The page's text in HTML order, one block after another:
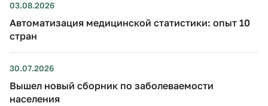
03.08.2026
Автоматизация медицинской статистики: опыт 10
стран
30.07.2026
Вышел новый сборник по заболеваемости
населения